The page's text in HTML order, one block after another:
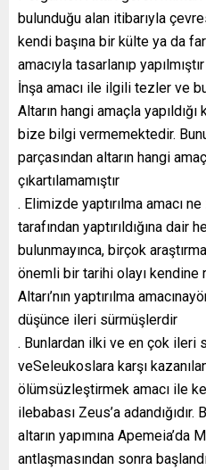
bulunduğu alan itibarıyla
kendi başına bir külte ya da
amacıyla tasarlanıp yapılmıştır
İnşa amacı ile ilgili tezler ve
Altarın hangi amaçla
bize bilgi vermemektedir.
parçasından altarın hangi
çıkartılamamıştır
. Elimizde yaptırılma amacı
tarafından yaptırıldığına dair
bulunmayınca, birçok
önemli bir tarihi olayı
Altarı’nın yaptırılma
düşünce ileri sürmüşlerdir
. Bunlardan ilki ve en çok ileri
veSeleukoslara karşı
ölümsüzleştirmek amacı ile
ilebabası Zeus’a adandığıdır.
altarın yapımına Apemeia’da
antlaşmasından sonra